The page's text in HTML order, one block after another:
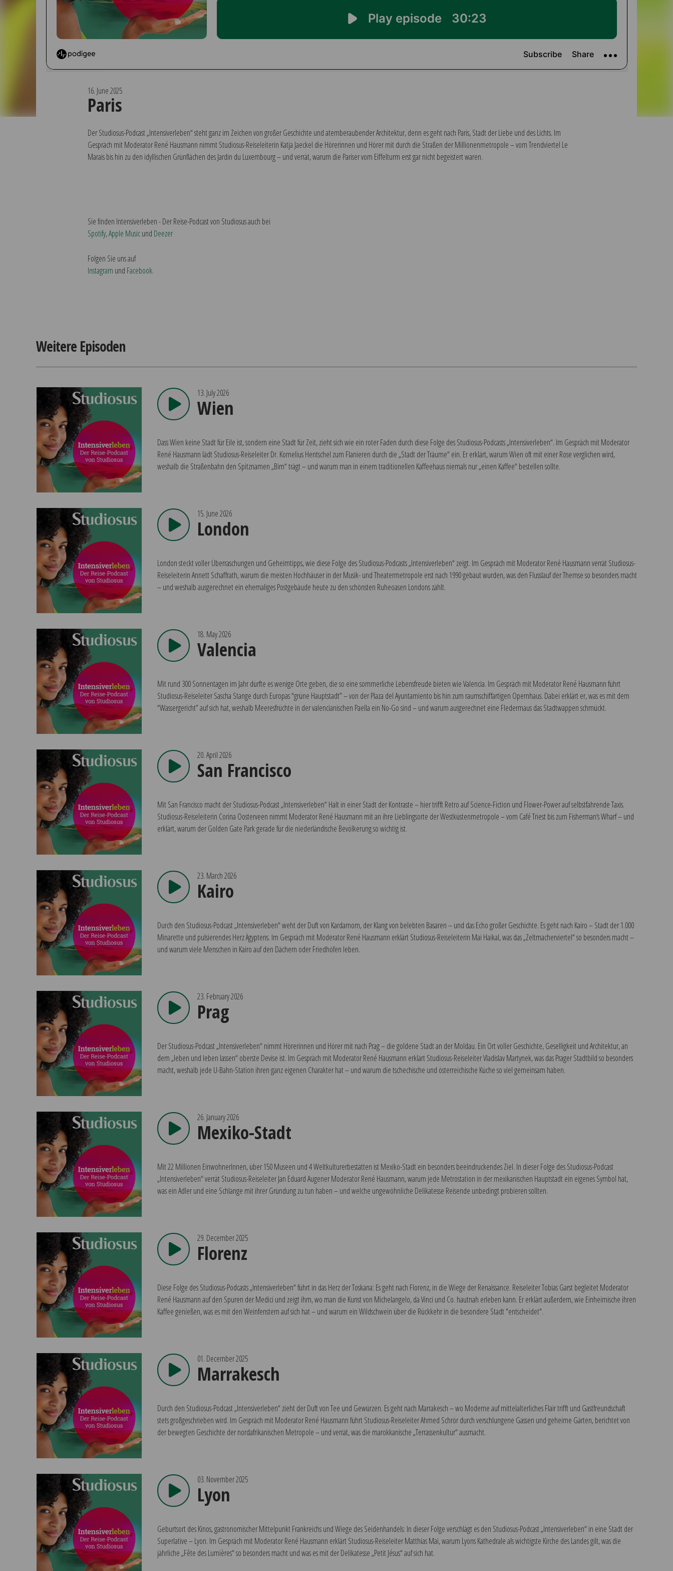
16. June 2025
Paris
Der Studiosus-Podcast „Intensiverleben“ steht ganz im Zeichen von großer Geschichte und atemberaubender Architektur, denn es geht nach Paris, Stadt der Liebe und des Lichts. Im
Gespräch mit Moderator René Hausmann nimmt Studiosus-Reiseleiterin Katja Jaeckel die Hörerinnen und Hörer mit durch die Straßen der Millionenmetropole – vom Trendviertel Le
Marais bis hin zu den idyllischen Grünflächen des Jardin du Luxembourg – und verrät, warum die Pariser vom Eiffelturm erst gar nicht begeistert waren.
Sie finden Intensiverleben - Der Reise-Podcast von Studiosus auch bei
Spotify,Apple Musicund Deezer
Folgen Sie uns auf
Instagram und Facebook.
Weitere Episoden
13. July 2026
Wien
Dass Wien keine Stadt für Eile ist, sondern eine Stadt für Zeit, zieht sich wie ein roter Faden durch diese Folge des Studiosus-Podcasts „Intensiverleben“. Im Gespräch mit Moderator
René Hausmann lädt Studiosus-Reiseleiter Dr. Kornelius Hentschel zum Flanieren durch die „Stadt der Träume“ ein. Er erklärt, warum Wien oft mit einer Rose verglichen wird,
weshalb die Straßenbahn den Spitznamen „Bim“ trägt – und warum man in einem traditionellen Kaffeehaus niemals nur „einen Kaffee“ bestellen sollte.
15. June 2026
London
London steckt voller Überraschungen und Geheimtipps, wie diese Folge des Studiosus-Podcasts „Intensiverleben“ zeigt. Im Gespräch mit Moderator René Hausmann verrät Studiosus-
Reiseleiterin Annett Schaffrath, warum die meisten Hochhäuser in der Musik- und Theatermetropole erst nach 1990 gebaut wurden, was den Flusslauf der Themse so besonders macht
– und weshalb ausgerechnet ein ehemaliges Postgebäude heute zu den schönsten Ruheoasen Londons zählt.
18. May 2026
Valencia
Mit rund 300 Sonnentagen im Jahr dürfte es wenige Orte geben, die so eine sommerliche Lebensfreude bieten wie Valencia. Im Gespräch mit Moderator René Hausmann führt
Studiosus-Reiseleiter Sascha Stange durch Europas “grüne Hauptstadt” – von der Plaza del Ayuntamiento bis hin zum raumschiffartigen Opernhaus. Dabei erklärt er, was es mit dem
“Wassergericht” auf sich hat, weshalb Meeresfrüchte in der valencianischen Paella ein No-Go sind – und warum ausgerechnet eine Fledermaus das Stadtwappen schmückt.
20. April 2026
San Francisco
Mit San Francisco macht der Studiosus-Podcast „Intensiverleben“ Halt in einer Stadt der Kontraste – hier trifft Retro auf Science-Fiction und Flower-Power auf selbstfahrende Taxis.
Studiosus-Reiseleiterin Corina Oosterveen nimmt Moderator René Hausmann mit an ihre Lieblingsorte der Westküstenmetropole – vom Café Triest bis zum Fisherman‘s Wharf – und
erklärt, warum der Golden Gate Park gerade für die niederländische Bevölkerung so wichtig ist.
23. March 2026
Kairo
Durch den Studiosus-Podcast „Intensiverleben“ weht der Duft von Kardamom, der Klang von belebten Basaren – und das Echo großer Geschichte. Es geht nach Kairo – Stadt der 1.000
Minarette und pulsierendes Herz Ägyptens. Im Gespräch mit Moderator René Hausmann erklärt Studiosus-Reiseleiterin Mai Haikal, was das „Zeltmacherviertel“ so besonders macht –
und warum viele Menschen in Kairo auf den Dächern oder Friedhöfen leben.
23. February 2026
Prag
Der Studiosus-Podcast „Intensiverleben“ nimmt Hörerinnen und Hörer mit nach Prag – die goldene Stadt an der Moldau. Ein Ort voller Geschichte, Geselligkeit und Architektur, an
dem „leben und leben lassen“ oberste Devise ist. Im Gespräch mit Moderator René Hausmann erklärt Studiosus-Reiseleiter Vladislav Martynek, was das Prager Stadtbild so besonders
macht, weshalb jede U-Bahn-Station ihren ganz eigenen Charakter hat – und warum die tschechische und österreichische Küche so viel gemeinsam haben.
26. January 2026
Mexiko-Stadt
Mit 22 Millionen EinwohnerInnen, über 150 Museen und 4 Weltkulturerbestätten ist Mexiko-Stadt ein besonders beeindruckendes Ziel. In dieser Folge des Studiosus-Podcast
„Intensiverleben“ verrät Studiosus-Reiseleiter Jan Eduard Augener Moderator René Hausmann, warum jede Metrostation in der mexikanischen Hauptstadt ein eigenes Symbol hat,
was ein Adler und eine Schlange mit ihrer Gründung zu tun haben – und welche ungewöhnliche Delikatesse Reisende unbedingt probieren sollten.
29. December 2025
Florenz
Diese Folge des Studiosus-Podcasts „Intensiverleben“ führt in das Herz der Toskana: Es geht nach Florenz, in die Wiege der Renaissance. Reiseleiter Tobias Garst begleitet Moderator
René Hausmann auf den Spuren der Medici und zeigt ihm, wo man die Kunst von Michelangelo, da Vinci und Co. hautnah erleben kann. Er erklärt außerdem, wie Einheimische ihren
Kaffee genießen, was es mit den Weinfenstern auf sich hat – und warum ein Wildschwein über die Rückkehr in die besondere Stadt "entscheidet".
01. December 2025
Marrakesch
Durch den Studiosus-Podcast „Intensiverleben“ zieht der Duft von Tee und Gewürzen. Es geht nach Marrakesch – wo Moderne auf mittelalterliches Flair trifft und Gastfreundschaft
stets großgeschrieben wird. Im Gespräch mit Moderator René Hausmann führt Studiosus-Reiseleiter Ahmed Schrör durch verschlungene Gassen und geheime Gärten, berichtet von
der bewegten Geschichte der nordafrikanischen Metropole – und verrät, was die marokkanische „Terrassenkultur“ ausmacht.
03. November 2025
Lyon
Geburtsort des Kinos, gastronomischer Mittelpunkt Frankreichs und Wiege des Seidenhandels: In dieser Folge verschlägt es den Studiosus-Podcast „Intensiverleben“ in eine Stadt der
Superlative – Lyon. Im Gespräch mit Moderator René Hausmann erklärt Studiosus-Reiseleiter Matthias Mai, warum Lyons Kathedrale als wichtigste Kirche des Landes gilt, was die
jährliche „Fête des Lumières“ so besonders macht und was es mit der Delikatesse „Petit Jésus“ auf sich hat.